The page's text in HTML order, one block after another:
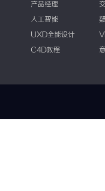
产品经理
人工智能
UXD全能设计
C4D教程